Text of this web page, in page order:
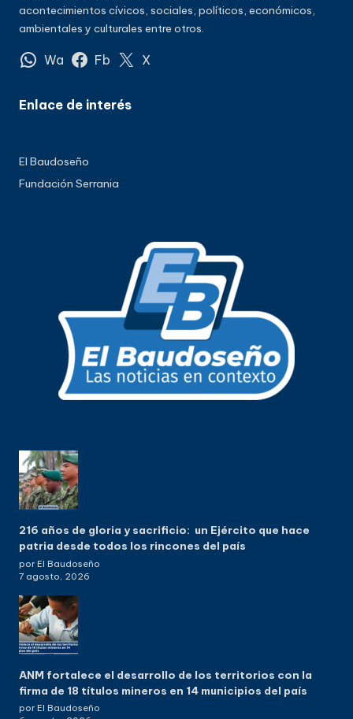
acontecimientos cívicos, sociales, políticos, económicos,
ambientales y culturales entre otros.
Wa Fb X
Enlace de interés
El Baudoseño
Fundación Serrania
216 años de gloria y sacrificio: un Ejército que hace
patria desde todos los rincones del país
por El Baudoseño
7 agosto, 2026
ANM fortalece el desarrollo de los territorios con la
firma de 18 títulos mineros en 14 municipios del país
por El Baudoseño